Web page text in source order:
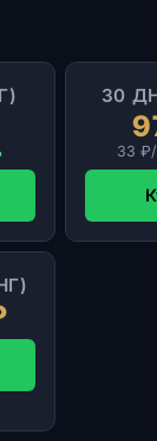
30
33